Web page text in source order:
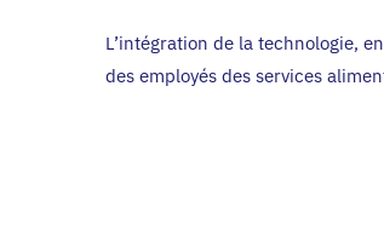
L’intégration de la technologie,
des employés des services